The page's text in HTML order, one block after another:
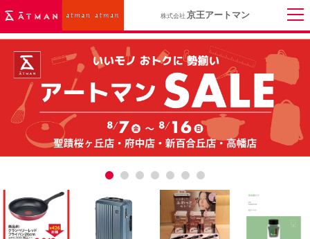
株式会社 京王アートマン